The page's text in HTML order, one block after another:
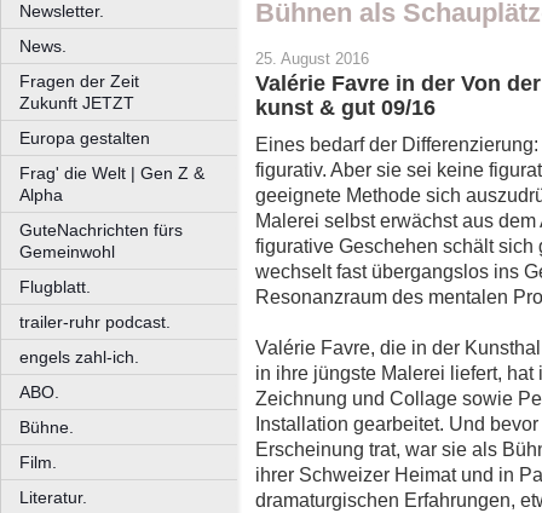
Newsletter.
News.
Fragen der Zeit
Zukunft JETZT
Europa gestalten
Frag' die Welt | Gen Z &
Alpha
GuteNachrichten fürs
Gemeinwohl
Flugblatt.
trailer-ruhr podcast.
engels zahl-ich.
ABO.
Bühne.
Film.
Literatur.
Bühnen als
25. August 2016
Valérie Favre in der Von
kunst & gut 09/16
Eines bedarf der
figurativ. Aber sie sei keine
geeignete Methode sich
Malerei selbst erwächst aus
figurative Geschehen schält
wechselt fast übergangslos ins
Resonanzraum des mentalen
Valérie Favre, die in der
in ihre jüngste Malerei liefert,
Zeichnung und Collage sowie
Installation gearbeitet. Und
Erscheinung trat, war sie als
ihrer Schweizer Heimat und in
dramaturgischen Erfahrungen,